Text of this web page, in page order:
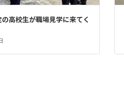
高校生が職場見学に来てく